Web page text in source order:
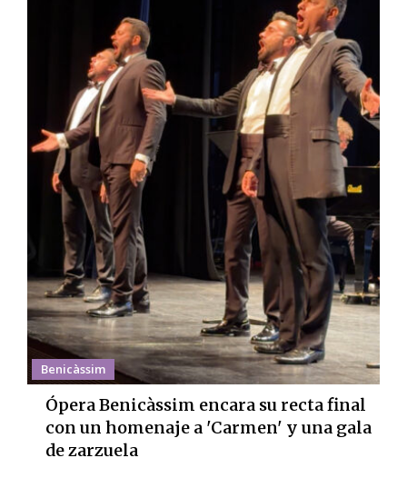
Benicàssim
Ópera Benicàssim encara su recta final
con un homenaje a 'Carmen' y una gala
de zarzuela